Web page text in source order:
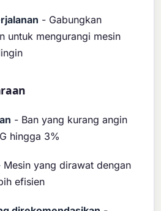
- Gabungkan
untuk mengurangi mesin
- Ban yang kurang angin
hingga 3%
Mesin yang dirawat dengan
efisien